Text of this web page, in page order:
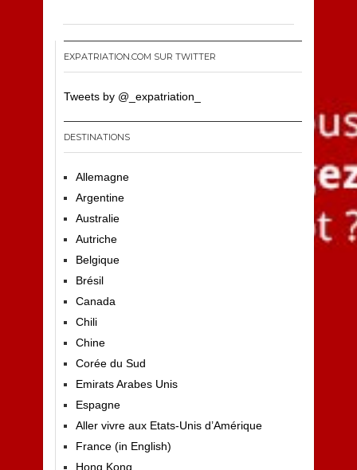
EXPATRIATION.COM SUR TWITTER
Tweets by @_expatriation_
DESTINATIONS
Allemagne
Argentine
Australie
Autriche
Belgique
Brésil
Canada
Chili
Chine
Corée du Sud
Emirats Arabes Unis
Espagne
Aller vivre aux Etats-Unis d’Amérique
France (in English)
Hong Kong